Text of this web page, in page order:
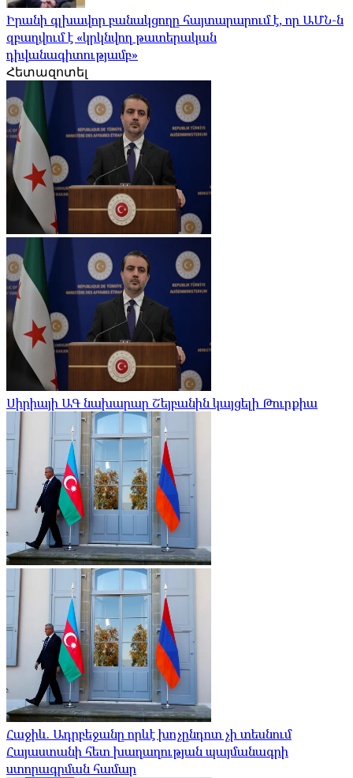
Իրանի գլխավոր բանակցողը հայտարարում է, որ ԱՄՆ-ն
զբաղվում է «կրկնվող թատերական
դիվանագիտությամբ»
Հետազոտել
Սիրիայի ԱԳ նախարար Շեյբանին կայցելի Թուրքիա
Հաջիև. Ադրբեջանը որևէ խոչընդոտ չի տեսնում
Հայաստանի հետ խաղաղության պայմանագրի
ստորագրման համար